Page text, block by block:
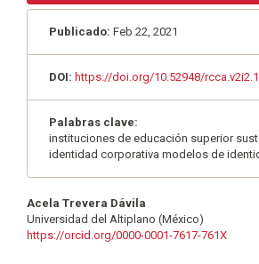
Publicado: Feb 22, 2021
DOI: https://doi.org/10.52948/
Palabras clave:
instituciones de educación superior
identidad corporativa modelos de
Contenido
principal
Acela Trevera Dávila
Universidad del Altiplano (México)
https://orcid.org/0000-0001-7617-761X